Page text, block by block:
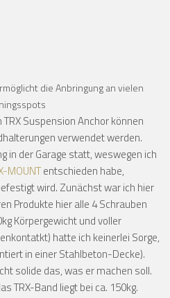
die Anbringung an vielen
Suspension Anchor können
verwendet werden.
in der Garage statt, weswegen ich
MOUNTentschieden habe,
wird. Zunächst war ich hier
Produkte hier alle 4 Schrauben
Körpergewicht und voller
hatte ich keinerlei Sorge,
in einer Stahlbeton-Decke).
solide das, was er machen soll.
TRX-Band liegt bei ca. 150kg.